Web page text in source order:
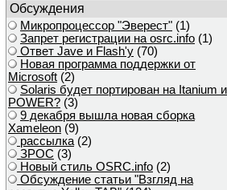
Обсуждения
Микропроцессор "Эверест" (1)
Запрет регистрации на osrc.info (1)
Ответ Javе и Flash'у (70)
Новая программа поддержки от
Microsoft (2)
Solaris будет портирован на Itanium и
POWER? (3)
9 декабря вышла новая сборка
Xameleon (9)
рассылка (2)
ЗРОС (3)
Новый стиль OSRC.info (2)
Обсуждение статьи "Взгляд на